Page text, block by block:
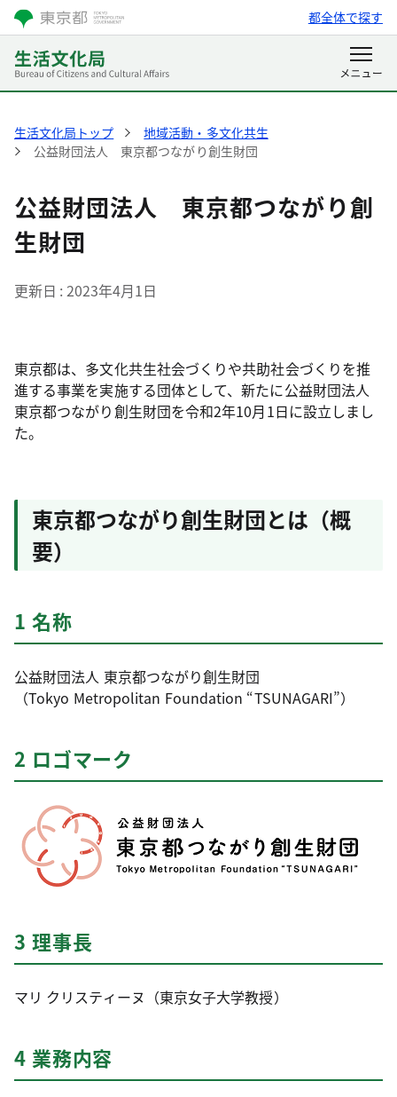
都全体で探す
生活文化局トップ
地域活動・多文化共生
公益財団法人 東京都つながり創生財団
公益財団法人 東京都つながり創
生財団
更新日 2023年4月1日
東京都は、多文化共生社会づくりや共助社会づくりを推
進する事業を実施する団体として、新たに公益財団法人
東京都つながり創生財団を令和2年10月1日に設立しまし
た。
東京都つながり創生財団とは（概
要）
1 名称
公益財団法人 東京都つながり創生財団
（Tokyo Metropolitan Foundation “TSUNAGARI”）
2 ロゴマーク
3 理事長
マリ クリスティーヌ（東京女子大学教授）
4 業務内容